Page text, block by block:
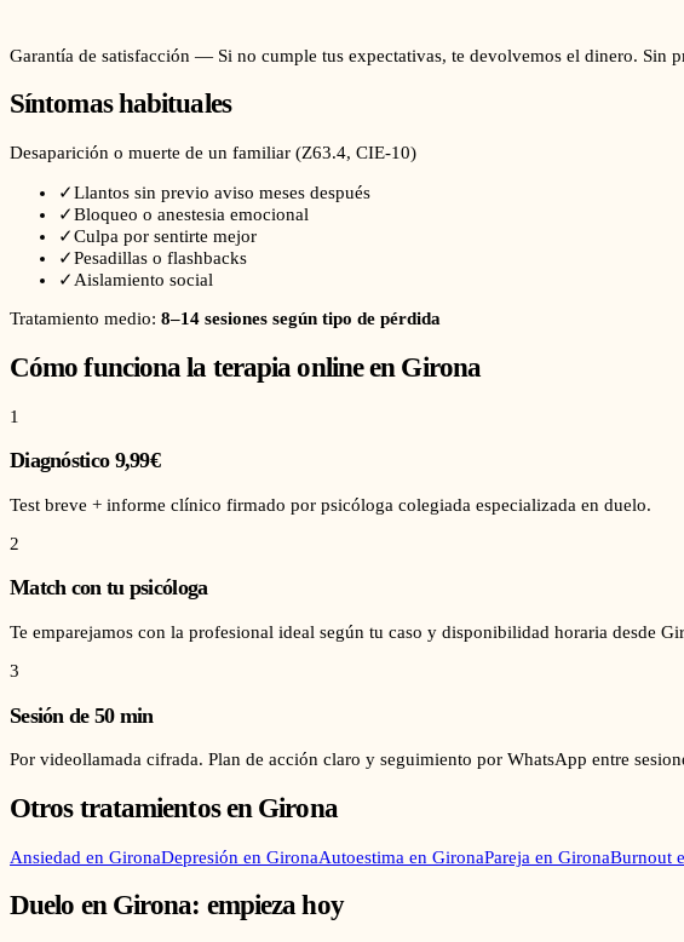
Garantía de satisfacción — Si no cumple tus expectativas, te devolvemos el dinero. Sin
Síntomas habituales
Desaparición o muerte de un familiar (Z63.4, CIE-10)
✓Llantos sin previo aviso meses después
✓Bloqueo o anestesia emocional
✓Culpa por sentirte mejor
✓Pesadillas o flashbacks
✓ Aislamiento social
Tratamiento medio: 8–14 sesiones según tipo de pérdida
Cómo funciona la terapia online en Girona
1
Diagnóstico 9,99€
Test breve + informe clínico firmado por psicóloga colegiada especializada en duelo.
2
Match con tu psicóloga
Te emparejamos con la profesional ideal según tu caso y disponibilidad horaria desde
3
Sesión de 50 min
Por videollamada cifrada. Plan de acción claro y seguimiento por WhatsApp entre
Otros tratamientos en Girona
Ansiedad en GironaDepresión en GironaAutoestima en GironaPareja en GironaBurnout
Duelo en Girona: empieza hoy